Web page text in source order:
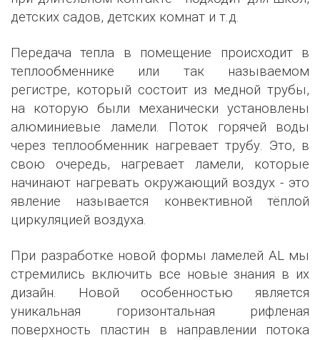
детских садов, детских комнат и т.д.
Передача тепла в помещение происходит в
теплообменнике или так называемом
регистре, который состоит из медной трубы,
на которую были механически установлены
алюминиевые ламели. Поток горячей воды
через теплообменник нагревает трубу. Это, в
свою очередь, нагревает ламели, которые
начинают нагревать окружающий воздух - это
явление называется конвективной тёплой
циркуляцией воздуха.
При разработке новой формы ламелей AL мы
стремились включить все новые знания в их
дизайн. Новой особенностью является
уникальная горизонтальная рифленая
поверхность пластин в направлении потока